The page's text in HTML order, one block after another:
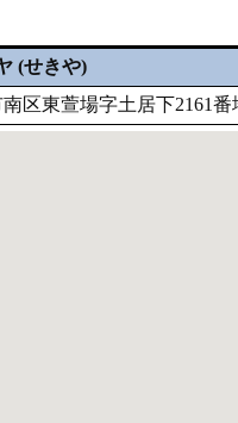
(せきや)
区東萱場字土居下2161番